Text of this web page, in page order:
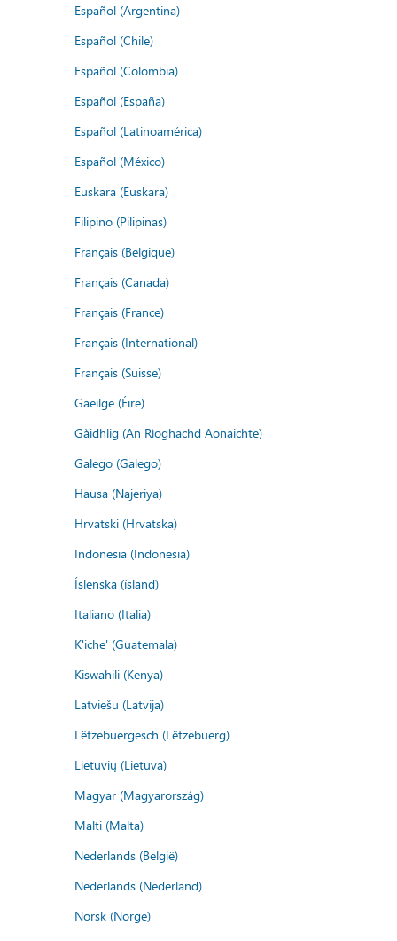
Español (Argentina)
Español (Chile)
Español (Colombia)
Español (España)
Español (Latinoamérica)
Español (México)
Euskara (Euskara)
Filipino (Pilipinas)
Français (Belgique)
Français (Canada)
Français (France)
Français (International)
Français (Suisse)
Gaeilge (Éire)
Gàidhlig (An Rìoghachd Aonaichte)
Galego (Galego)
Hausa (Najeriya)
Hrvatski (Hrvatska)
Indonesia (Indonesia)
Íslenska (ísland)
Italiano (Italia)
K'iche' (Guatemala)
Kiswahili (Kenya)
Latviešu (Latvija)
Lëtzebuergesch (Lëtzebuerg)
Lietuvių (Lietuva)
Magyar (Magyarország)
Malti (Malta)
Nederlands (België)
Nederlands (Nederland)
Norsk (Norge)